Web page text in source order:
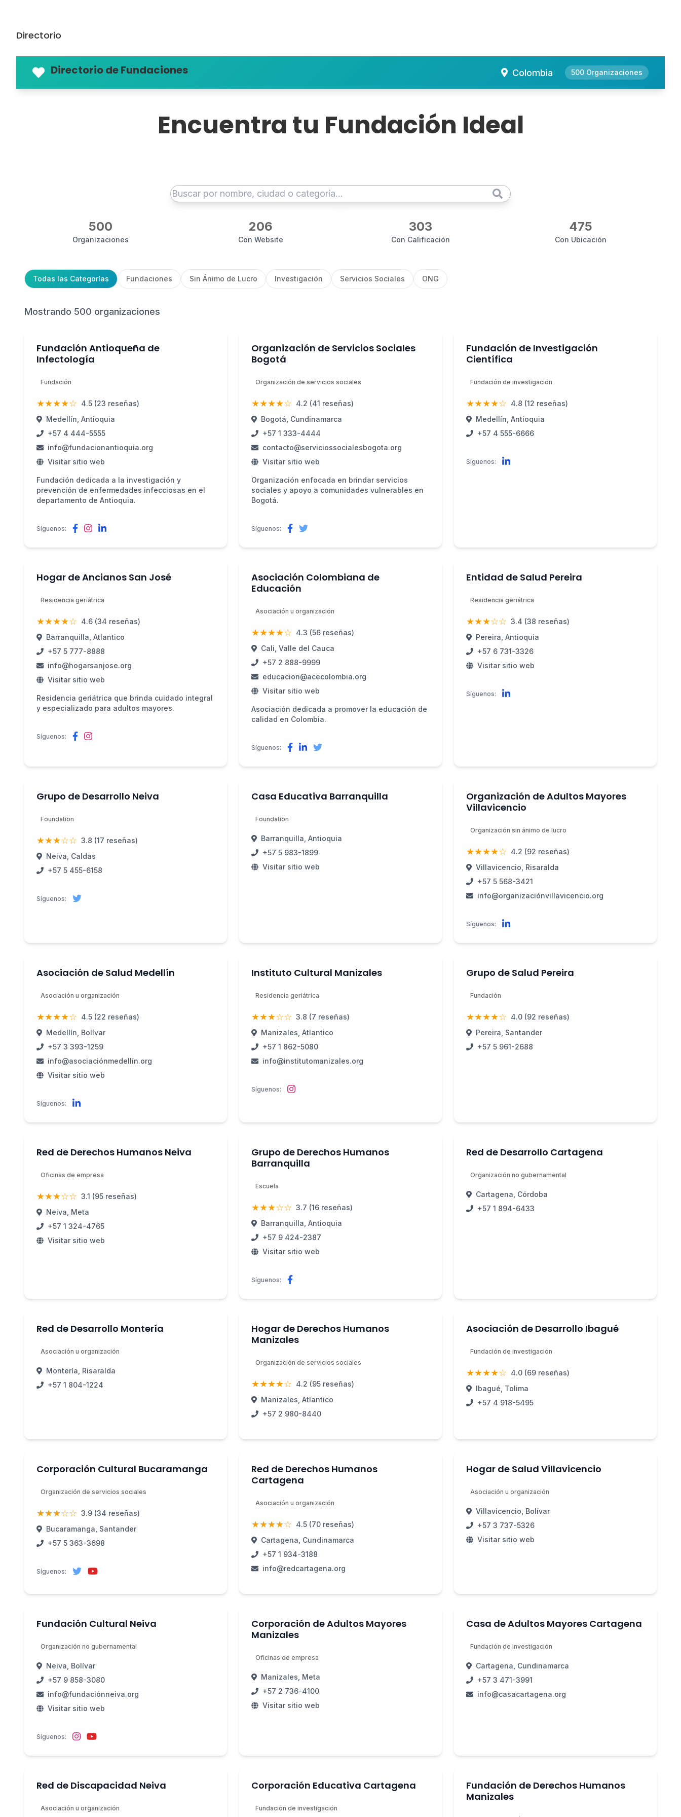
Directorio
Directorio de Fundaciones Colombia 500 Organizaciones
Encuentra tu Fundación Ideal
500
Organizaciones
206
Con Website
303
Con Calificación
475
Con Ubicación
Todas las Categorías Fundaciones Sin Ánimo de Lucro Investigación Servicios Sociales ONG
Mostrando 500 organizaciones
Fundación Antioqueña de
Infectología
Fundación
★★★★☆ 4.5 (23 reseñas)
Medellín, Antioquia
+57 4 444-5555
info@fundacionantioquia.org
Visitar sitio web
Fundación dedicada a la investigación y
prevención de enfermedades infecciosas en el
departamento de Antioquia.
Síguenos:
Organización de Servicios Sociales
Bogotá
Organización de servicios sociales
★★★★☆ 4.2 (41 reseñas)
Bogotá, Cundinamarca
+57 1 333-4444
contacto@serviciossocialesbogota.org
Visitar sitio web
Organización enfocada en brindar servicios
sociales y apoyo a comunidades vulnerables en
Bogotá.
Síguenos:
Fundación de Investigación
Científica
Fundación de investigación
★★★★☆ 4.8 (12 reseñas)
Medellín, Antioquia
+57 4 555-6666
Síguenos:
Hogar de Ancianos San José
Residencia geriátrica
★★★★☆ 4.6 (34 reseñas)
Barranquilla, Atlantico
+57 5 777-8888
info@hogarsanjose.org
Visitar sitio web
Residencia geriátrica que brinda cuidado integral
y especializado para adultos mayores.
Síguenos:
Asociación Colombiana de
Educación
Asociación u organización
★★★★☆ 4.3 (56 reseñas)
Cali, Valle del Cauca
+57 2 888-9999
educacion@acecolombia.org
Visitar sitio web
Asociación dedicada a promover la educación de
calidad en Colombia.
Síguenos:
Entidad de Salud Pereira
Residencia geriátrica
★★★☆☆ 3.4 (38 reseñas)
Pereira, Antioquia
+57 6 731-3326
Visitar sitio web
Síguenos:
Grupo de Desarrollo Neiva
Foundation
★★★☆☆ 3.8 (17 reseñas)
Neiva, Caldas
+57 5 455-6158
Síguenos:
Casa Educativa Barranquilla
Foundation
Barranquilla, Antioquia
+57 5 983-1899
Visitar sitio web
Organización de Adultos Mayores
Villavicencio
Organización sin ánimo de lucro
★★★★☆ 4.2 (92 reseñas)
Villavicencio, Risaralda
+57 5 568-3421
info@organizaciónvillavicencio.org
Síguenos:
Asociación de Salud Medellín
Asociación u organización
★★★★☆ 4.5 (22 reseñas)
Medellín, Bolívar
+57 3 393-1259
info@asociaciónmedellín.org
Visitar sitio web
Síguenos:
Instituto Cultural Manizales
Residencia geriátrica
★★★☆☆ 3.8 (7 reseñas)
Manizales, Atlantico
+57 1 862-5080
info@institutomanizales.org
Síguenos:
Grupo de Salud Pereira
Fundación
★★★★☆ 4.0 (92 reseñas)
Pereira, Santander
+57 5 961-2688
Red de Derechos Humanos Neiva
Oficinas de empresa
★★★☆☆ 3.1 (95 reseñas)
Neiva, Meta
+57 1 324-4765
Visitar sitio web
Grupo de Derechos Humanos
Barranquilla
Escuela
★★★☆☆ 3.7 (16 reseñas)
Barranquilla, Antioquia
+57 9 424-2387
Visitar sitio web
Síguenos:
Red de Desarrollo Cartagena
Organización no gubernamental
Cartagena, Córdoba
+57 1 894-6433
Red de Desarrollo Montería
Asociación u organización
Montería, Risaralda
+57 1 804-1224
Hogar de Derechos Humanos
Manizales
Organización de servicios sociales
★★★★☆ 4.2 (95 reseñas)
Manizales, Atlantico
+57 2 980-8440
Asociación de Desarrollo Ibagué
Fundación de investigación
★★★★☆ 4.0 (69 reseñas)
Ibagué, Tolima
+57 4 918-5495
Corporación Cultural Bucaramanga
Organización de servicios sociales
★★★☆☆ 3.9 (34 reseñas)
Bucaramanga, Santander
+57 5 363-3698
Síguenos:
Red de Derechos Humanos
Cartagena
Asociación u organización
★★★★☆ 4.5 (70 reseñas)
Cartagena, Cundinamarca
+57 1 934-3188
info@redcartagena.org
Hogar de Salud Villavicencio
Asociación u organización
Villavicencio, Bolívar
+57 3 737-5326
Visitar sitio web
Fundación Cultural Neiva
Organización no gubernamental
Neiva, Bolívar
+57 9 858-3080
info@fundaciónneiva.org
Visitar sitio web
Síguenos:
Corporación de Adultos Mayores
Manizales
Oficinas de empresa
Manizales, Meta
+57 2 736-4100
Visitar sitio web
Casa de Adultos Mayores Cartagena
Fundación de investigación
Cartagena, Cundinamarca
+57 3 471-3991
info@casacartagena.org
Red de Discapacidad Neiva
Asociación u organización
Corporación Educativa Cartagena
Fundación de investigación
Fundación de Derechos Humanos
Manizales